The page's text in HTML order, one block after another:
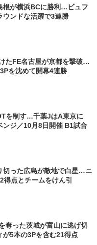
根が横浜BCに勝利…ビュフ
ウンドな活躍で3連勝
たFE名古屋が京都を撃破…
を沈めて開幕4連勝
を制す…千葉JはA東京に
ンジ／10月8日開催 B1試合
切った広島が敵地で白星…ニ
得点とチームをけん引
奪った茨城が富山に逃げ切
5本の3Pを含む21得点